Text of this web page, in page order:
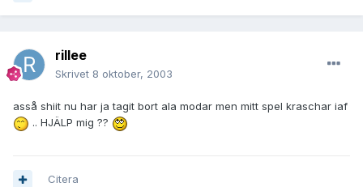
rillee
Skrivet 8 oktober, 2003
asså shiit nu har ja tagit bort ala modar men mitt spel kraschar iaf
.. HJÄLP mig ??
Citera